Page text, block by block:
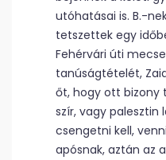
utóhatásai is. B.-
tetszettek egy
Fehérvári úti
tanúságtételét,
őt, hogy ott bizony
szír, vagy
csengetni kell,
apósnak, aztán az